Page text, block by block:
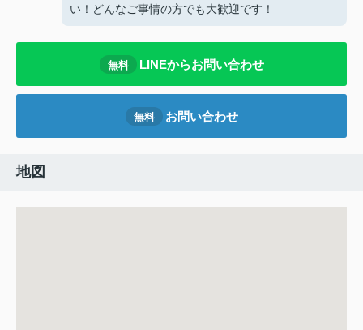
い！どんなご事情の方でも大歓迎です！
無料 LINEからお問い合わせ
無料 お問い合わせ
地図